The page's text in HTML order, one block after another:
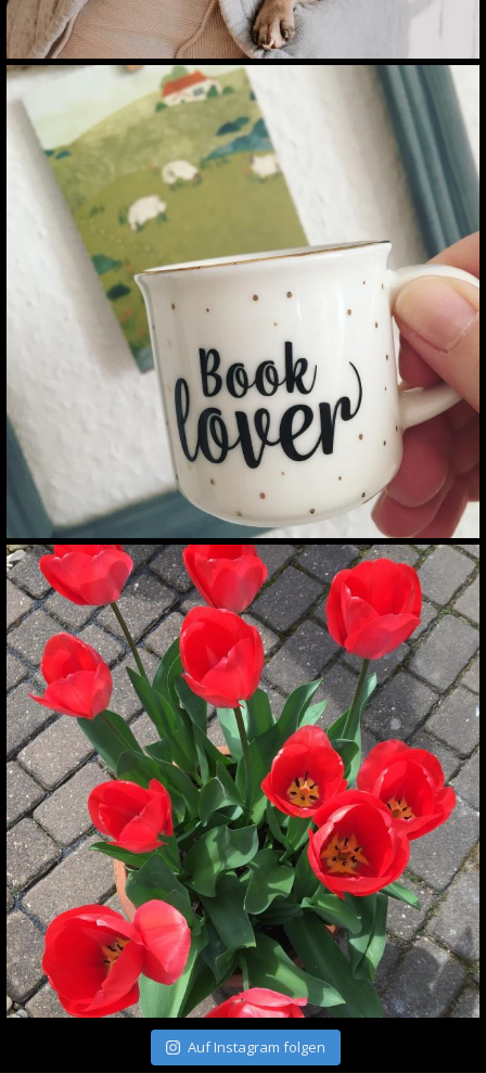
Auf Instagram folgen